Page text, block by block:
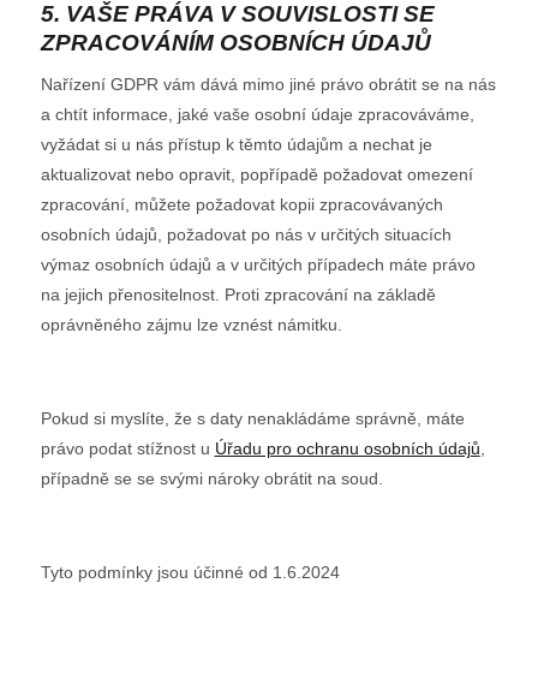
5. VAŠE PRÁVA V SOUVISLOSTI SE
ZPRACOVÁNÍM OSOBNÍCH ÚDAJŮ
Nařízení GDPR vám dává mimo jiné právo obrátit se na nás
a chtít informace, jaké vaše osobní údaje zpracováváme,
vyžádat si u nás přístup k těmto údajům a nechat je
aktualizovat nebo opravit, popřípadě požadovat omezení
zpracování, můžete požadovat kopii zpracovávaných
osobních údajů, požadovat po nás v určitých situacích
výmaz osobních údajů a v určitých případech máte právo
na jejich přenositelnost. Proti zpracování na základě
oprávněného zájmu lze vznést námitku.
Pokud si myslíte, že s daty nenakládáme správně, máte
právo podat stížnost u Úřadu pro ochranu osobních údajů
případně se se svými nároky obrátit na soud.
Tyto podmínky jsou účinné od 1.6.2024